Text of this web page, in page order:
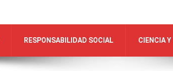
RESPONSABILIDAD SOCIAL CIENCIA